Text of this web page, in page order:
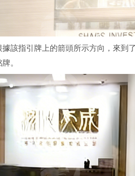
該指引牌上的箭頭所示方向，來到
。